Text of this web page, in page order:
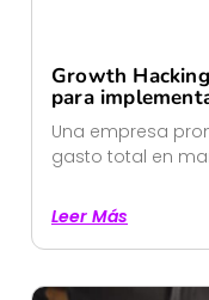
Growth
para
Una empresa
gasto total en
Leer Más